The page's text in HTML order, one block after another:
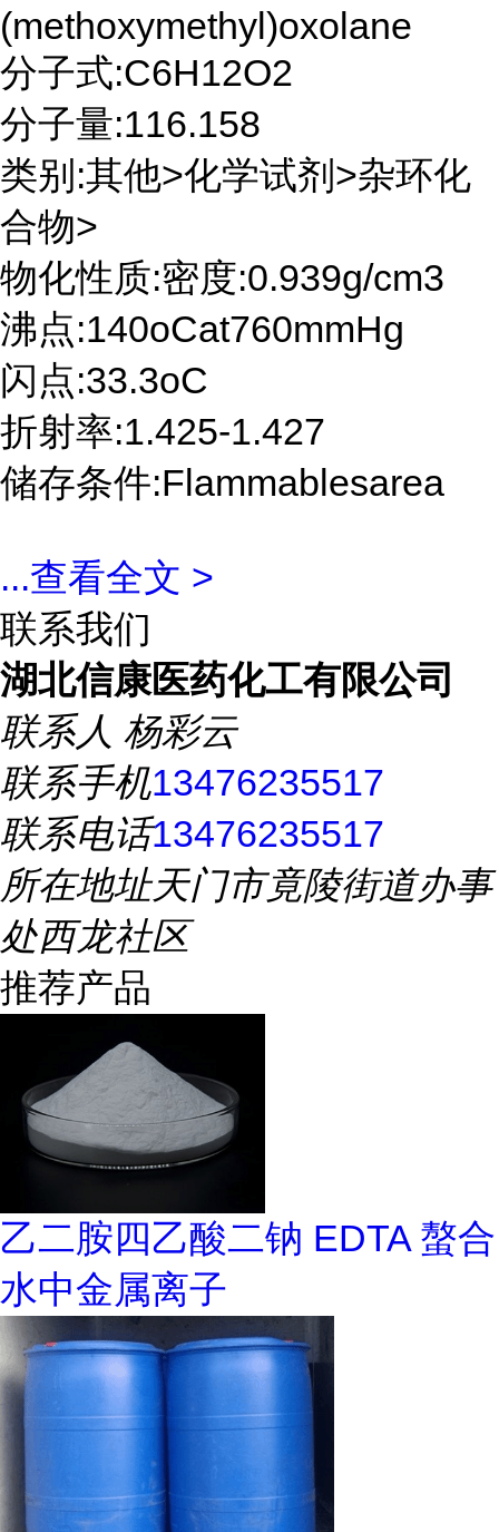
(methoxymethyl)oxolane
分子式:C6H12O2
分子量:116.158
类别:其他>化学试剂>杂环化
合物>
物化性质:密度:0.939g/cm3
沸点:140oCat760mmHg
闪点:33.3oC
折射率:1.425-1.427
储存条件:Flammablesarea
...查看全文 >
联系我们
湖北信康医药化工有限公司
联系人 杨彩云
联系手机13476235517
联系电话13476235517
所在地址天门市竟陵街道办事
处西龙社区
推荐产品
乙二胺四乙酸二钠 EDTA 螯合
水中金属离子